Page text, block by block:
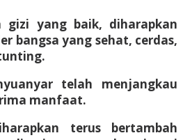
gizi yang baik, diharapkan
bangsa yang sehat, cerdas,
telah menjangkau
manfaat.
terus bertambah